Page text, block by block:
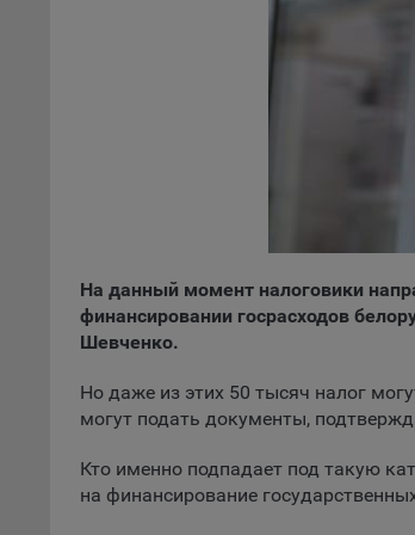
На данный момент налоговики
финансировании госрасходов
Шевченко.
Но даже из этих 50 тысяч налог
могут подать документы,
Кто именно подпадает под такую
на финансирование государственных